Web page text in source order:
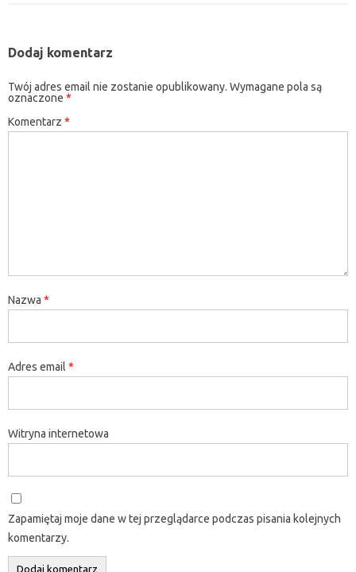
Dodaj komentarz
Twój adres email nie zostanie opublikowany. Wymagane pola są
oznaczone *
Komentarz *
Nazwa *
Adres email *
Witryna internetowa
Zapamiętaj moje dane w tej przeglądarce podczas pisania kolejnych
komentarzy.